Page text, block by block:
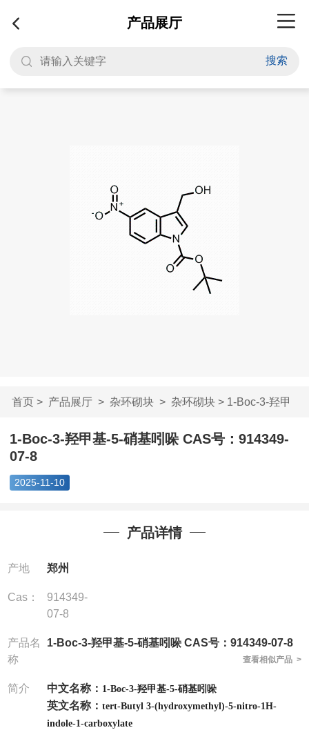
产品展厅
搜索
首页> 产品展厅> 杂环砌块> 杂环砌块> 1-Boc-3-羟甲
基-5-硝基吲哚 ...
1-Boc-3-羟甲基-5-硝基吲哚 CAS号：914349-
07-8
2025-11-10
产品详情
产地 郑州
Cas：
914349-
07-8
产品名
称
1-Boc-3-羟甲基-5-硝基吲哚 CAS号：914349-07-8
查看相似产品 >
简介 中文名称： 1-Boc-3-羟甲基-5-硝基吲哚
英文名称： tert-Butyl 3-(hydroxymethyl)-5-nitro-1H-
indole-1-carboxylate